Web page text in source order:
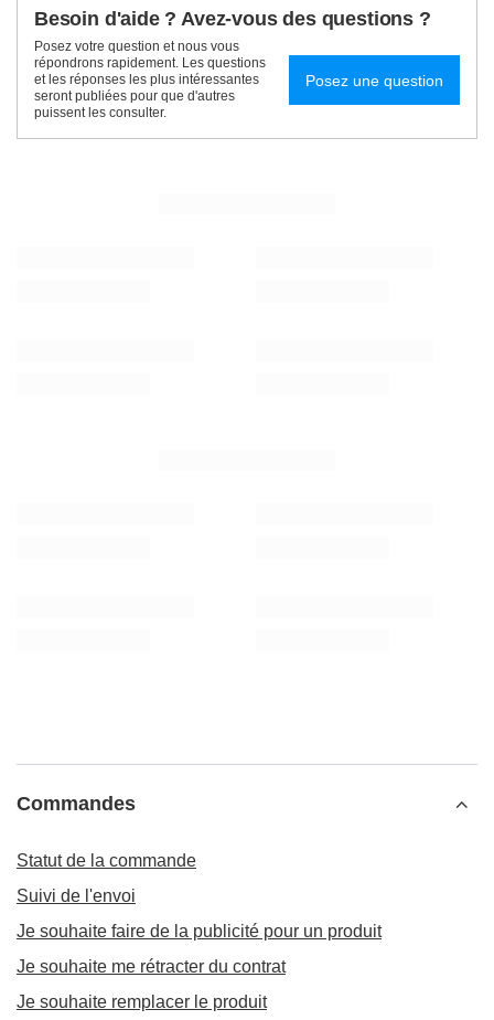
Besoin d'aide ? Avez-vous des questions ?
Posez votre question et nous vous
répondrons rapidement. Les questions
et les réponses les plus intéressantes
seront publiées pour que d'autres
puissent les consulter.
Posez une question
Commandes
Statut de la commande
Suivi de l'envoi
Je souhaite faire de la publicité pour un produit
Je souhaite me rétracter du contrat
Je souhaite remplacer le produit